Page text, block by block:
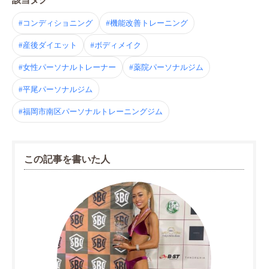
#コンディショニング #機能改善トレーニング
#産後ダイエット #ボディメイク
#女性パーソナルトレーナー #薬院パーソナルジム
#平尾パーソナルジム
#福岡市南区パーソナルトレーニングジム
この記事を書いた人